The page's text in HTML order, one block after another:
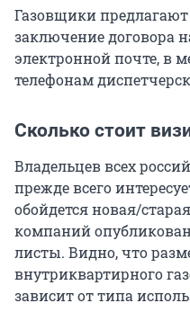
Газовщики
заключение договора
электронной почте, в
телефонам
Сколько стоит
Владельцев всех
прежде всего
обойдется новая/
компаний
листы. Видно, что
внутриквартирного
зависит от типа